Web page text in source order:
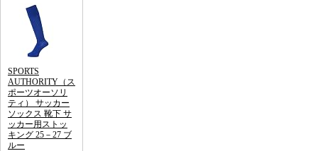
SPORTS
AUTHORITY（ス
ポーツオーソリ
ティ） サッカー
ソックス 靴下 サ
ッカー用ストッ
キング 25－27 ブ
ルー